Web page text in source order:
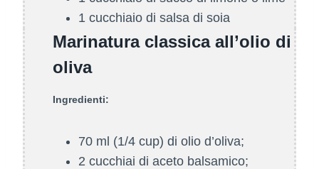
1 cucchiaio di salsa di soia
Marinatura classica all’olio di
oliva
Ingredienti:
70 ml (1/4 cup) di olio d’oliva;
2 cucchiai di aceto balsamico;